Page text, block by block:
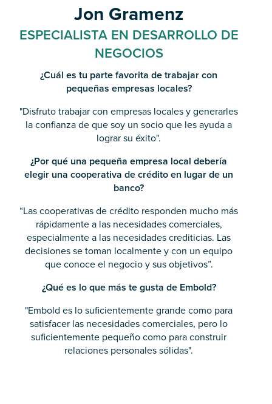
Jon Gramenz
ESPECIALISTA EN DESARROLLO DE
NEGOCIOS
¿Cuál es tu parte favorita de trabajar con
pequeñas empresas locales?
"Disfruto trabajar con empresas locales y generarles
la confianza de que soy un socio que les ayuda a
lograr su éxito".
¿Por qué una pequeña empresa local debería
elegir una cooperativa de crédito en lugar de un
banco?
“Las cooperativas de crédito responden mucho más
rápidamente a las necesidades comerciales,
especialmente a las necesidades crediticias. Las
decisiones se toman localmente y con un equipo
que conoce el negocio y sus objetivos”.
¿Qué es lo que más te gusta de Embold?
"Embold es lo suficientemente grande como para
satisfacer las necesidades comerciales, pero lo
suficientemente pequeño como para construir
relaciones personales sólidas".